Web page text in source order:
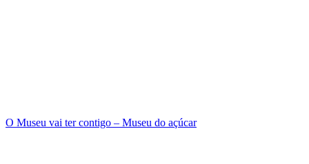
O Museu vai ter contigo – Museu do açúcar